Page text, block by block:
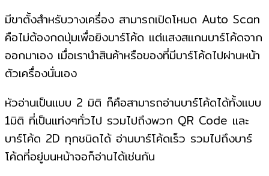
มีขาตั้งสำหรับวางเครื่อง สามารถเปิดโหมด Auto Scan
คือไม่ต้องกดปุ่มเพื่อยิงบาร์โค้ด แต่แสงสแกนบาร์โค้ดจาก
ออกมาเอง เมื่อเรานำสินค้าหรือของที่มีบาร์โค้ดไปผ่านหน้า
ตัวเครื่องนั่นเอง
หัวอ่านเป็นแบบ 2 มิติ ก็คือสามารถอ่านบาร์โค้ดได้ทั้งแบบ
1มิติ ที่เป็นแท่งๆทั่วไป รวมไปถึงพวก QR Code และ
บาร์โค้ด 2D ทุกชนิดได้ อ่านบาร์โค้ดเร็ว รวมไปถึงบาร์
โค้ดที่อยู่บนหน้าจอก็อ่านได้เช่นกัน